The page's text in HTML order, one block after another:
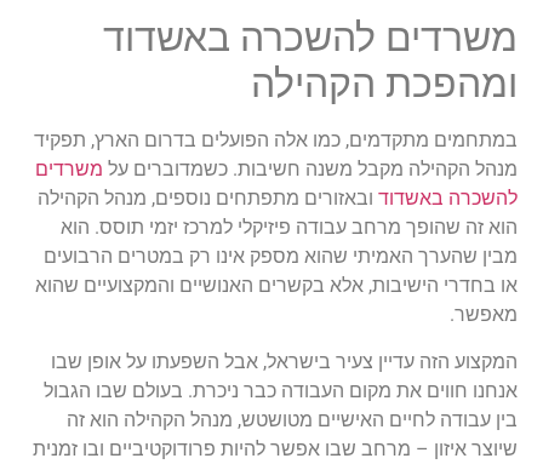
משרדים להשכרה באשדוד
ומהפכת הקהילה
במתחמים מתקדמים, כמו אלה הפועלים בדרום הארץ, תפקיד
מנהל הקהילה מקבל משנה חשיבות. כשמדוברים על משרדים
להשכרה באשדוד ובאזורים מתפתחים נוספים, מנהל הקהילה
הוא זה שהופך מרחב עבודה פיזיקלי למרכז יזמי תוסס. הוא
מבין שהערך האמיתי שהוא מספק אינו רק במטרים הרבועים
או בחדרי הישיבות, אלא בקשרים האנושיים והמקצועיים שהוא
מאפשר.
המקצוע הזה עדיין צעיר בישראל, אבל השפעתו על אופן שבו
אנחנו חווים את מקום העבודה כבר ניכרת. בעולם שבו הגבול
בין עבודה לחיים האישיים מטושטש, מנהל הקהילה הוא זה
שיוצר איזון – מרחב שבו אפשר להיות פרודוקטיביים ובו זמנית